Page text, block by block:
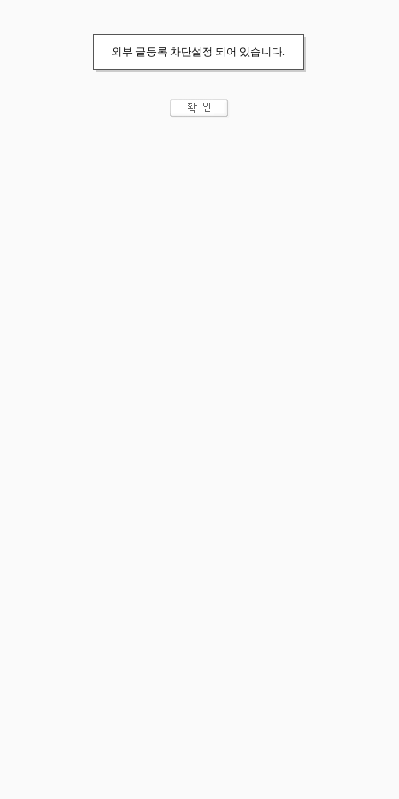
외부 글등록 차단설정 되어 있습니다.